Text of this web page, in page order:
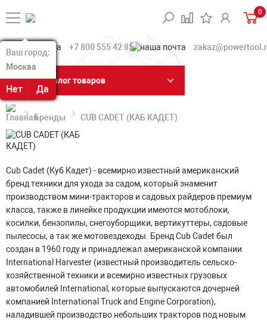
Ваш город:
Москва
Нет Да
Ваш город:
Москва
Нет Да
0
+7 800 555 42 85
Каталог товаров
Бренды CUB CADET (КАБ КАДЕТ)
Cub Cadet (Куб Кадет) - всемирно известный американский
бренд техники для ухода за садом, который знаменит
производством мини-тракторов и садовых райдеров премиум
класса, также в линейке продукции имеются мотоблоки,
косилки, бензопилы, снегоуборщики, вертикуттеры, садовые
пылесосы, а так же мотовездеходы. Бренд Cub Cadet был
создан в 1960 году и принадлежал американской компании
International Harvester (известный производитель сельско-
хозяйственной техники и всемирно известных грузовых
автомобилей International, которые выпускаются дочерней
компанией International Truck and Engine Corporation),
наладившей производство небольших тракторов под новым